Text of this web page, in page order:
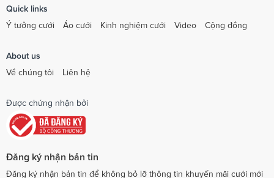
Quick links
Ý tưởng cưới
Áo cưới Kinh nghiệm cưới Video Cộng đồng
About us
Về chúng tôi
Liên hệ
Được chứng nhận bởi
Đăng ký nhận bản tin
Đăng ký nhận bản tin để không bỏ lỡ thông tin khuyến mãi cưới mới